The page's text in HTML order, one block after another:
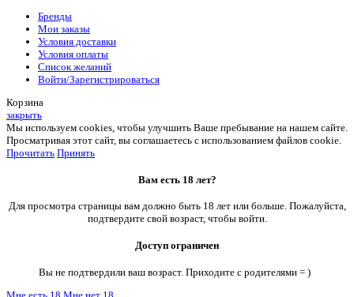
Бренды
Мои заказы
Условия доставки
Условия оплаты
Список желаний
Войти/Зарегистрироваться
Корзина
закрыть
Мы используем cookies, чтобы улучшить Ваше пребывание на нашем сайте.
Просматривая этот сайт, вы соглашаетесь с использованием файлов cookie.
Прочитать Принять
Вам есть 18 лет?
Для просмотра страницы вам должно быть 18 лет или больше. Пожалуйста,
подтвердите свой возраст, чтобы войти.
Доступ ограничен
Вы не подтвердили ваш возраст. Приходите с родителями = )